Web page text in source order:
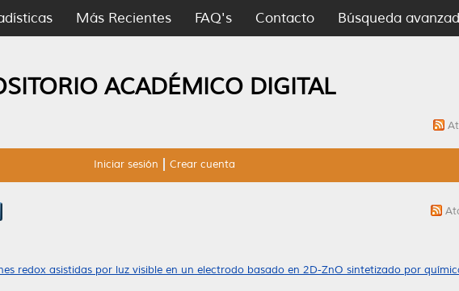
Más Recientes FAQ's Contacto Búsqueda
ACADÉMICO DIGITAL
Iniciar sesión Crear cuenta
redox asistidas por luz visible en un electrodo basado en 2D-ZnO sintetizado por